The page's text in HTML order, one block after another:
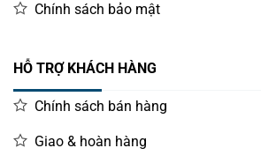
Chính sách bảo mật
HỖ TRỢ KHÁCH HÀNG
Chính sách bán hàng
Giao & hoàn hàng